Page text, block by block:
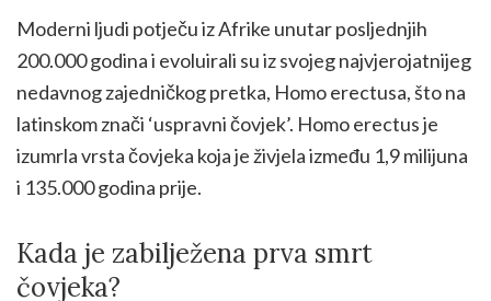
Moderni ljudi potječu iz Afrike unutar posljednjih
200.000 godina i evoluirali su iz svojeg najvjerojatnijeg
nedavnog zajedničkog pretka, Homo erectusa, što na
latinskom znači ‘uspravni čovjek’. Homo erectus je
izumrla vrsta čovjeka koja je živjela između 1,9 milijuna
i 135.000 godina prije.
Kada je zabilježena prva smrt
čovjeka?